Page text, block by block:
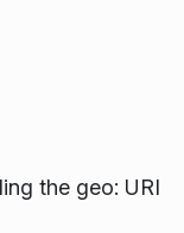
the geo: URI